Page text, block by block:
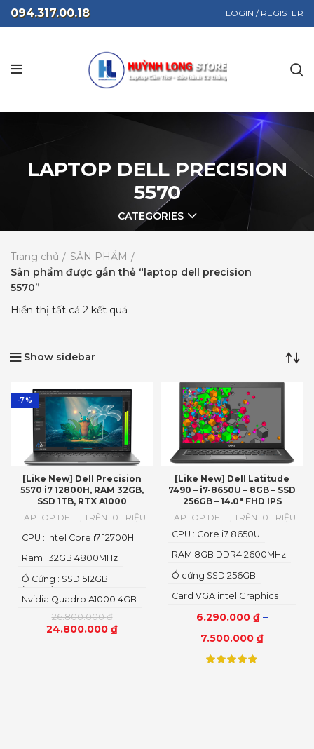
094.317.00.18 LOGIN / REGISTER
LAPTOP DELL PRECISION
5570
CATEGORIES
Trang chủ
SẢN PHẨM
Sản phẩm được gắn thẻ “laptop dell precision
5570”
Hiển thị tất cả 2 kết quả
Show sidebar
-7%
[Like New] Dell Precision
5570 i7 12800H, RAM 32GB,
SSD 1TB, RTX A1000
LAPTOP DELL, TRÊN 10 TRIỆU
26.800.000₫
24.800.000 ₫
Nvidia Quadro A1000 4GB
Ổ Cứng : SSD 512GB
(NVMe)
Ram : 32GB 4800MHz
CPU : Intel Core i7 12700H
[Like New] Dell Latitude
7490 – i7-8650U – 8GB – SSD
256GB – 14.0″ FHD IPS
LAPTOP DELL, TRÊN 10 TRIỆU
6.290.000 ₫ –
7.500.000 ₫
Card VGA intel Graphics
Ổ cứng SSD 256GB
RAM 8GB DDR4 2600MHz
CPU : Core i7 8650U